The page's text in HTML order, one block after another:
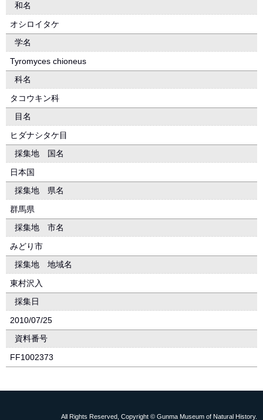
和名
オシロイタケ
学名
Tyromyces chioneus
科名
タコウキン科
目名
ヒダナシタケ目
採集地 国名
日本国
採集地 県名
群馬県
採集地 市名
みどり市
採集地 地域名
東村沢入
採集日
2010/07/25
資料番号
FF1002373
All Rights Reserved, Copyright © Gunma Museum of Natural History.